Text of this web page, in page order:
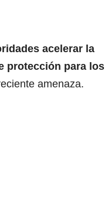
acelerar la
protección para los
amenaza.